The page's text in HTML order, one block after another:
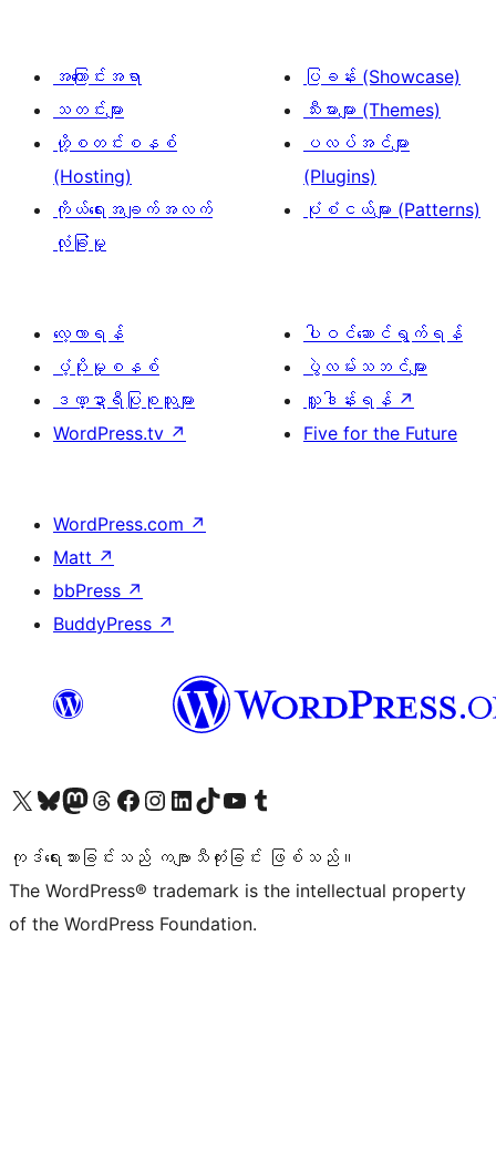
အကြောင်းအရာ
သတင်းများ
ဟို့စတင်းစနစ်
(Hosting)
ကိုယ်ရေးအချက်အလက်
လုံခြုံမှု
ပြခန်း (Showcase)
သီးမားများ (Themes)
ပလပ်အင်များ
(Plugins)
ပုံစံငယ်များ (Patterns)
လေ့လာရန်
ပံ့ပိုးမှုစနစ်
ဒဏ္ဍာရီပြုစုသူများ
WordPress.tv ↗
ပါဝင်ဆောင်ရွက်ရန်
ပွဲလမ်းသဘင်များ
လှူဒါန်းရန် ↗
Five for the Future
WordPress.com ↗
Matt ↗
bbPress ↗
BuddyPress ↗
ကျွန်ုပ်တို့၏ X (ယခင် Twitter) အကောင့်သို့ သွားရောက်ကြည့်ရှုပါကျွန်ုပ်တို့၏ Bluesky အကောင့်သို့ ဝင်ရောက်ကြည့်ရှုရန်
ကျွန်ုပ်တို့၏ Mastodon အကောင့်သို့ သွားရောက်ကြည့်ရှုပါကျွန်ုပ်တို့၏ Threads အကောင့်သို့ ဝင်ရောက်ကြည့်ရှုရန်
ကျွန်ုပ်တို့၏ Facebook စာမျက်နှာသို့ သွားရောက်ကြည့်ရှုပါကျွန်ုပ်တို့၏ Instagram အကောင့်သို့ သွားရောက်ကြည့်ရှုပါ ကျွန်ုပ်တို့၏ LinkedIn အကောင့်သို့ သွားရောက်ကြည့်ရှုပါကျွန်ုပ်တို့၏ TikTok အကောင့်သို့ ဝင်ရောက်ကြည့်ရှုရန်
ကျွန်ုပ်တို့၏ YouTube ချန်နယ်သို့ သွားရောက်ကြည့်ရှုပါ ကျွန်ုပ်တို့၏ Tumblr အကောင့်သို့ ဝင်ရောက်ကြည့်ရှုရန်
ကုဒ်ရေးသားခြင်းသည် ကဗျာသီကုံးခြင်း ဖြစ်သည်။
The WordPress® trademark is the intellectual property
of the WordPress Foundation.